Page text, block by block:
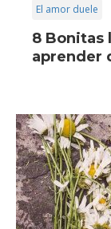
El amor duele
8 Bonitas
aprender